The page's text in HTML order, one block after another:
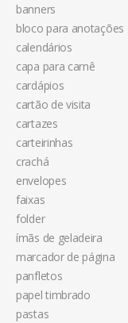
banners
bloco para anotações
calendários
capa para carnê
cardápios
cartão de visita
cartazes
carteirinhas
crachá
envelopes
faixas
folder
ímãs de geladeira
marcador de página
panfletos
papel timbrado
pastas